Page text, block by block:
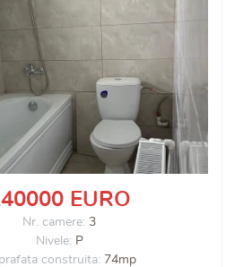
EURO
Nr. camere: 3
Nivele: P
construita: 74mp